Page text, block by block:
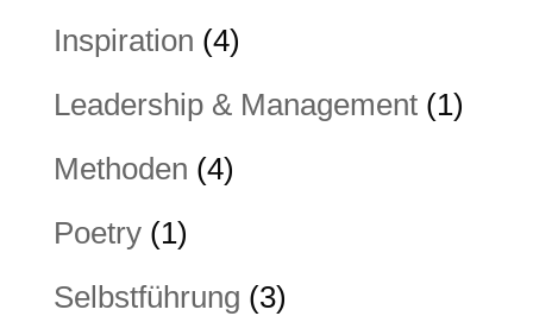
Inspiration (4)
Leadership & Management(1)
Methoden (4)
Poetry(1)
Selbstführung (3)